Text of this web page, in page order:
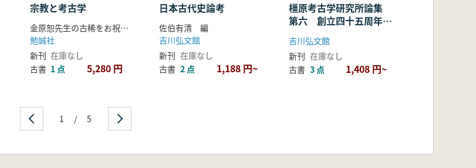
宗教と考古学
金原恕先生の古稀をお祝いする会
勉誠社
新刊 在庫なし
古書 1 点 5,280 円
日本古代史論考
佐伯有清 編
吉川弘文館
新刊 在庫なし
古書 2 点 1,188 円~
橿原考古学研究所論集
第六 創立四十五周年記
念
吉川弘文館
新刊 在庫なし
古書 3 点 1,408 円~
1 / 5